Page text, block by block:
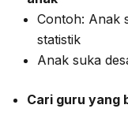
Contoh: Anak
statistik
Anak suka
Cari guru yang